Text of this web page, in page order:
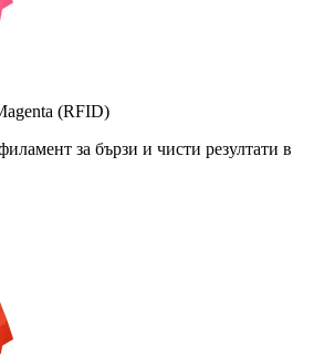
(RFID)
за бързи и чисти резултати в